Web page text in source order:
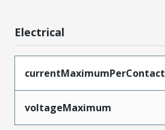
Electrical
currentMaximumPerContact
voltageMaximum